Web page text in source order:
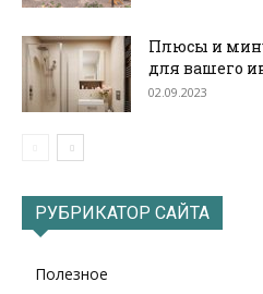
Плюсы и
для вашего
02.09.2023
РУБРИКАТОР САЙТА
Полезное